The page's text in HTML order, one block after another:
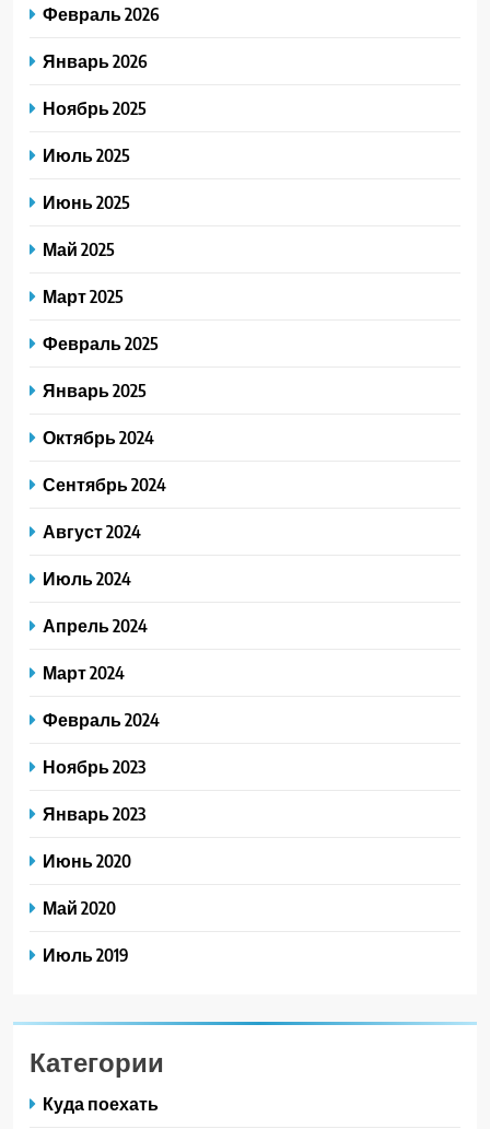
Февраль 2026
Январь 2026
Ноябрь 2025
Июль 2025
Июнь 2025
Май 2025
Март 2025
Февраль 2025
Январь 2025
Октябрь 2024
Сентябрь 2024
Август 2024
Июль 2024
Апрель 2024
Март 2024
Февраль 2024
Ноябрь 2023
Январь 2023
Июнь 2020
Май 2020
Июль 2019
Категории
Куда поехать